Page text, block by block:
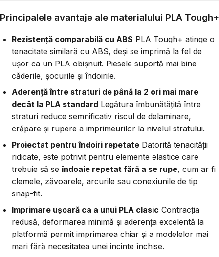
Principalele avantaje ale materialului PLA Tough+
Rezistență comparabilă cu ABS PLA Tough+ atinge o
tenacitate similară cu ABS, deși se imprimă la fel de
ușor ca un PLA obișnuit. Piesele suportă mai bine
căderile, șocurile și îndoirile.
Aderență între straturi de până la 2 ori mai mare
decât la PLA standard Legătura îmbunătățită între
straturi reduce semnificativ riscul de delaminare,
crăpare și rupere a imprimeurilor la nivelul stratului.
Proiectat pentru îndoiri repetate Datorită tenacității
ridicate, este potrivit pentru elemente elastice care
trebuie să seîndoaie repetat fără a se rupe, cum ar fi
clemele, zăvoarele, arcurile sau conexiunile de tip
snap-fit.
Imprimare ușoară ca a unui PLA clasic Contracția
redusă, deformarea minimă și aderența excelentă la
platformă permit imprimarea chiar și a modelelor mai
mari fără necesitatea unei incinte închise.